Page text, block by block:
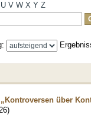
U V W X Y Z
über
)